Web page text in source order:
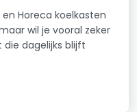
Horeca koelkasten
wil je vooral zeker
dagelijks blijft